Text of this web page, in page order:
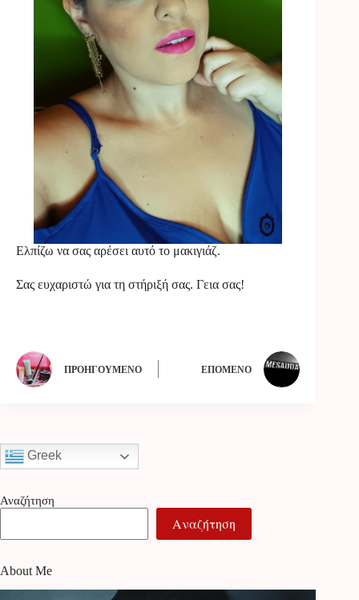
Ελπίζω να σας αρέσει αυτό το μακιγιάζ.
Σας ευχαριστώ για τη στήριξή σας. Γεια σας!
ΠΡΟΗΓΟΎΜΕΝΟ ΕΠΌΜΕΝΟ
Greek
Αναζήτηση
Αναζήτηση
About Me